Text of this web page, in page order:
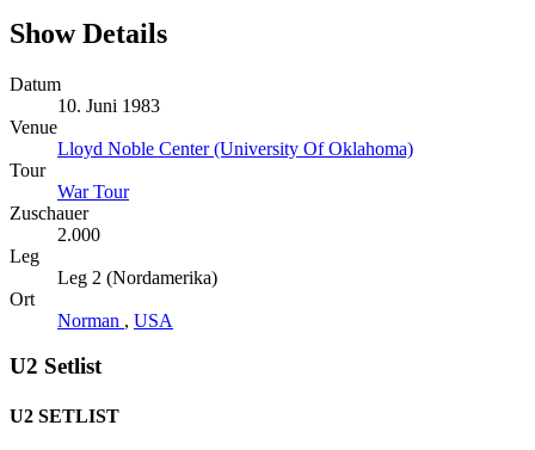
Show Details
Datum
10. Juni 1983
Venue
Lloyd Noble Center (University Of Oklahoma)
Tour
War Tour
Zuschauer
2.000
Leg
Leg 2 (Nordamerika)
Ort
Norman , USA
U2 Setlist
U2 SETLIST